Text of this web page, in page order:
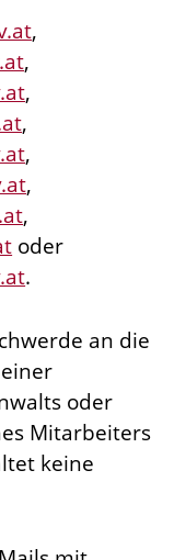
,
,
,
,
,
,
,
oder
.
an die
oder
Mitarbeiters
keine